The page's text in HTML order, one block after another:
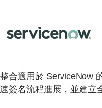
整合適用於 ServiceNow
速簽名流程進展，並建立